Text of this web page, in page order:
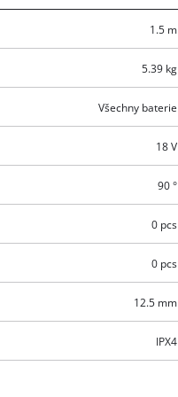
1.5 m
5.39 kg
Všechny baterie
18 V
90 °
0 pcs
0 pcs
12.5 mm
IPX4